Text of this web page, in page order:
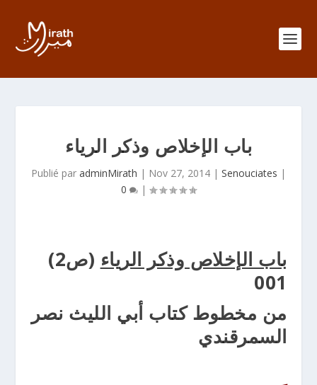
باب الإخلاص وذكر الرياء
Publié par adminMirath | Nov 27, 2014 | Senouciates |
0
|
باب الإخلاص وذكر الرياء (ص2)
001
من مخطوط كتاب أبي الليث نصر
السمرقندي